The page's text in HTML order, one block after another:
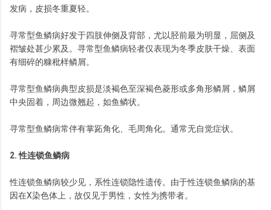
发病，皮损冬重夏轻。
寻常型鱼鳞病好发于四肢伸侧及背部，尤以胫前最为明显，屈侧及
褶皱处甚少累及。寻常型鱼鳞病轻者仅表现为冬季皮肤干燥、表面
有细碎的糠秕样鳞屑。
寻常型鱼鳞病典型皮损是淡褐色至深褐色菱形或多角形鳞屑，鳞屑
中央固着，周边微翘起，如鱼鳞状。
寻常型鱼鳞病常伴有掌跖角化、毛周角化。通常无自觉症状。
2. 性连锁鱼鳞病
性连锁鱼鳞病较少见，系性连锁隐性遗传。由于性连锁鱼鳞病的基
因在X染色体上，故仅见于男性，女性为携带者。